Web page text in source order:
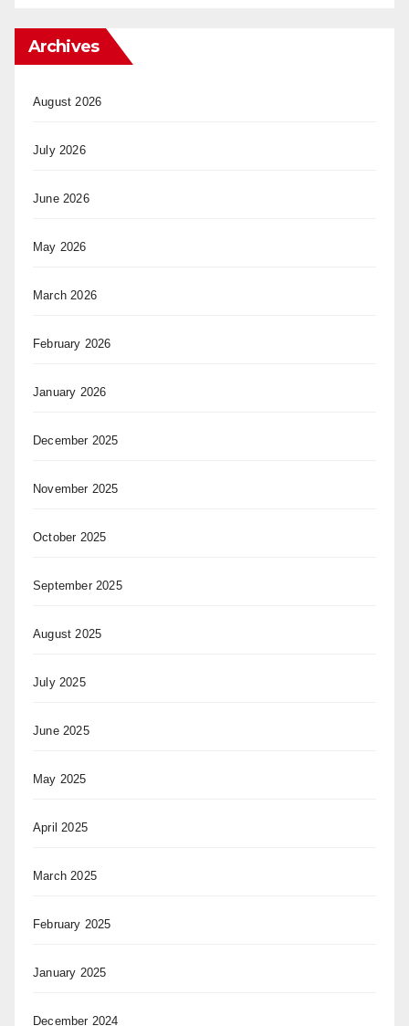
Archives
August 2026
July 2026
June 2026
May 2026
March 2026
February 2026
January 2026
December 2025
November 2025
October 2025
September 2025
August 2025
July 2025
June 2025
May 2025
April 2025
March 2025
February 2025
January 2025
December 2024